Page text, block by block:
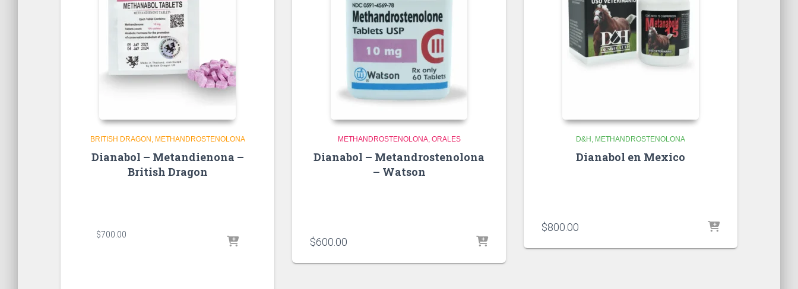
BRITISH DRAGON METHANDROSTENOLONA
Dianabol – Metandienona –
British Dragon
$700.00
METHANDROSTENOLONA ORALES
Dianabol – Metandrostenolona
– Watson
$600.00
D&H METHANDROSTENOLONA
Dianabol en Mexico
$800.00